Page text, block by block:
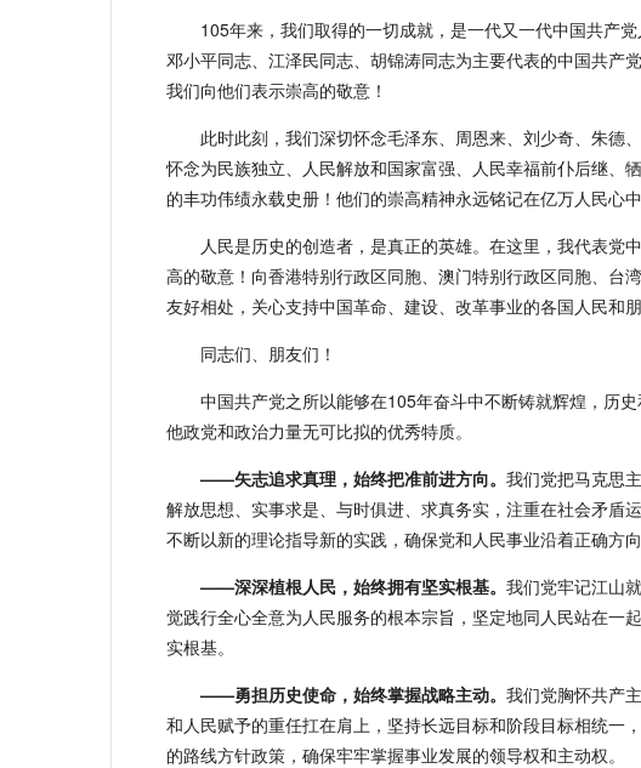
105年来，我们取得的一切成就，是一代又一代中国共产
邓小平同志、江泽民同志、胡锦涛同志为主要代表的中国共产
我们向他们表示崇高的敬意！
此时此刻，我们深切怀念毛泽东、周恩来、刘少奇、朱德
怀念为民族独立、人民解放和国家富强、人民幸福前仆后继、
的丰功伟绩永载史册！他们的崇高精神永远铭记在亿万人民心中
人民是历史的创造者，是真正的英雄。在这里，我代表党
高的敬意！向香港特别行政区同胞、澳门特别行政区同胞、台
友好相处，关心支持中国革命、建设、改革事业的各国人民和
同志们、朋友们！
中国共产党之所以能够在105年奋斗中不断铸就辉煌，历
他政党和政治力量无可比拟的优秀特质。
——矢志追求真理，始终把准前进方向。 我们党把马克思
解放思想、实事求是、与时俱进、求真务实，注重在社会矛盾
不断以新的理论指导新的实践，确保党和人民事业沿着正确方向
——深深植根人民，始终拥有坚实根基。 我们党牢记江山
觉践行全心全意为人民服务的根本宗旨，坚定地同人民站在一
实根基。
——勇担历史使命，始终掌握战略主动。 我们党胸怀共产
和人民赋予的重任扛在肩上，坚持长远目标和阶段目标相统一
的路线方针政策，确保牢牢掌握事业发展的领导权和主动权。